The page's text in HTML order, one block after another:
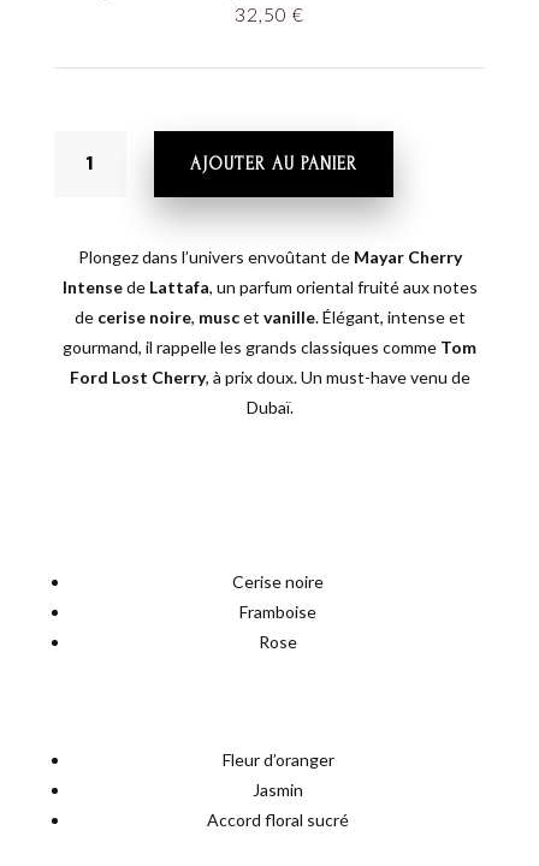
32,50 €
INTENSE
LATTAFA
AJOUTER AU PANIER
Plongez dans l’univers envoûtant de Mayar Cherry
Intensede Lattafa, un parfum oriental fruité aux notes
de cerise noire, muscet vanille. Élégant, intense et
gourmand, il rappelle les grands classiques comme Tom
Ford Lost Cherry, à prix doux. Un must-have venu de
Dubaï.
Cerise noire
Framboise
Rose
Fleur d’oranger
Jasmin
Accord floral sucré